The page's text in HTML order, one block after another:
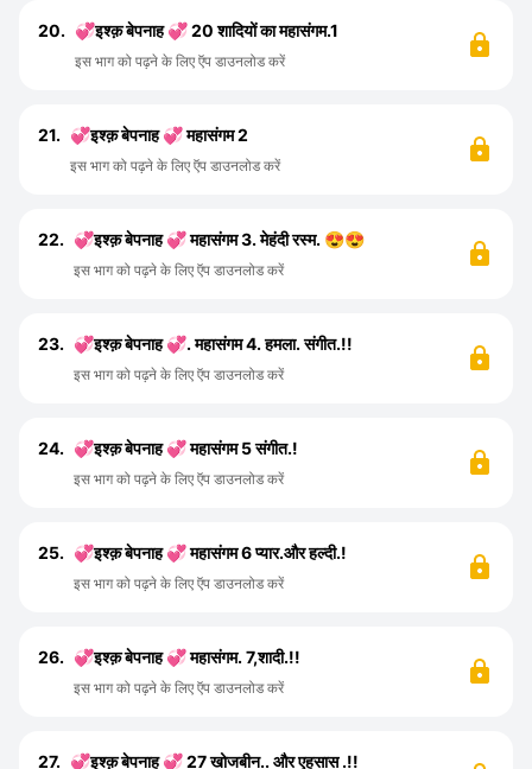
20. 💞इश्क़ बेपनाह 💞 20 शादियों का महासंगम.1
इस भाग को पढ़ने के लिए ऍप डाउनलोड करें
21. 💞इश्क़ बेपनाह 💞 महासंगम 2
इस भाग को पढ़ने के लिए ऍप डाउनलोड करें
22. 💞इश्क़ बेपनाह 💞 महासंगम 3. मेहंदी रस्म. 😍😍
इस भाग को पढ़ने के लिए ऍप डाउनलोड करें
23. 💞इश्क़ बेपनाह 💞. महासंगम 4. हमला. संगीत.!!
इस भाग को पढ़ने के लिए ऍप डाउनलोड करें
24. 💞इश्क़ बेपनाह 💞 महासंगम 5 संगीत.!
इस भाग को पढ़ने के लिए ऍप डाउनलोड करें
25. 💞इश्क़ बेपनाह 💞 महासंगम 6 प्यार.और हल्दी.!
इस भाग को पढ़ने के लिए ऍप डाउनलोड करें
26. 💞इश्क़ बेपनाह 💞 महासंगम. 7,शादी.!!
इस भाग को पढ़ने के लिए ऍप डाउनलोड करें
27. 💞इश्क़ बेपनाह 💞 27 खोजबीन.. और एहसास .!!